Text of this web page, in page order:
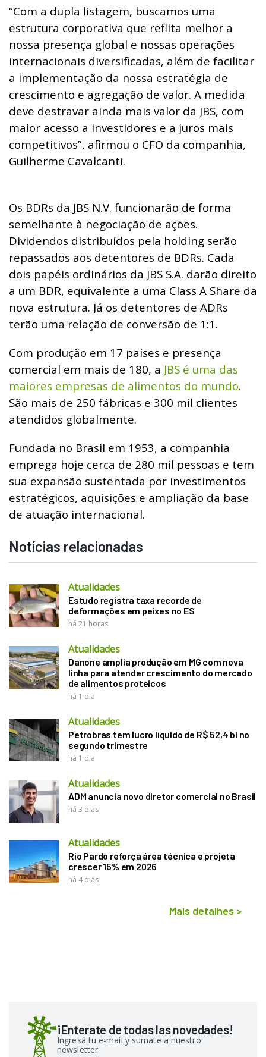
“Com a dupla listagem, buscamos uma
estrutura corporativa que reflita melhor a
nossa presença global e nossas operações
internacionais diversificadas, além de facilitar
a implementação da nossa estratégia de
crescimento e agregação de valor. A medida
deve destravar ainda mais valor da JBS, com
maior acesso a investidores e a juros mais
competitivos”, afirmou o CFO da companhia,
Guilherme Cavalcanti.
Os BDRs da JBS N.V. funcionarão de forma
semelhante à negociação de ações.
Dividendos distribuídos pela holding serão
repassados aos detentores de BDRs. Cada
dois papéis ordinários da JBS S.A. darão direito
a um BDR, equivalente a uma Class A Share da
nova estrutura. Já os detentores de ADRs
terão uma relação de conversão de 1:1.
Com produção em 17 países e presença
comercial em mais de 180, a JBS é uma das
maiores empresas de alimentos do mundo.
São mais de 250 fábricas e 300 mil clientes
atendidos globalmente.
Fundada no Brasil em 1953, a companhia
emprega hoje cerca de 280 mil pessoas e tem
sua expansão sustentada por investimentos
estratégicos, aquisições e ampliação da base
de atuação internacional.
Notícias relacionadas
Atualidades
Estudo registra taxa recorde de
deformações em peixes no ES
há 21 horas
Atualidades
Danone amplia produção em MG com nova
linha para atender crescimento do mercado
de alimentos proteicos
há 1 dia
Atualidades
Petrobras tem lucro líquido de R$ 52,4 bi no
segundo trimestre
há 1 dia
Atualidades
ADM anuncia novo diretor comercial no Brasil
há 3 dias
Atualidades
Rio Pardo reforça área técnica e projeta
crescer 15% em 2026
há 4 dias
Mais detalhes >
¡Enterate de todas las novedades!
Ingresá tu e-mail y sumate a nuestro
newsletter